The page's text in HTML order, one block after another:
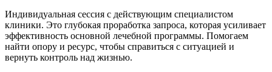
Индивидуальная сессия с действующим специалистом
клиники. Это глубокая проработка запроса, которая усиливает
эффективность основной лечебной программы. Помогаем
найти опору и ресурс, чтобы справиться с ситуацией и
вернуть контроль над жизнью.